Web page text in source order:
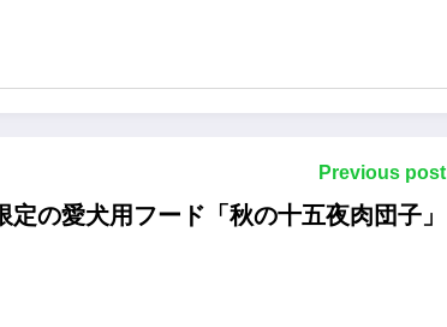
Previous post
定の愛犬用フード「秋の十五夜肉団子」